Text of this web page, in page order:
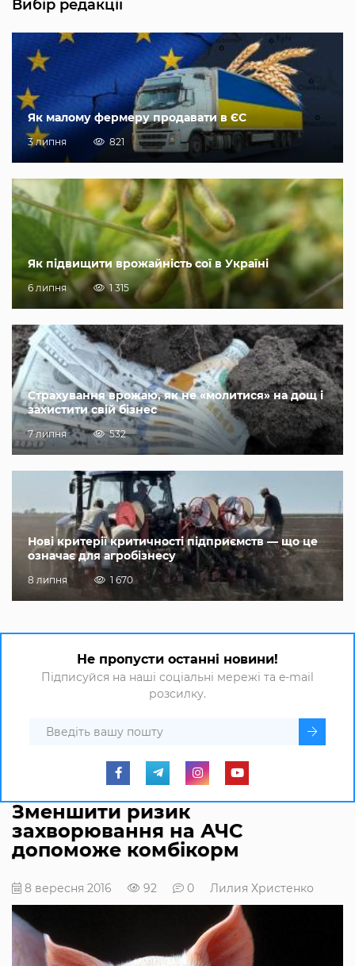
Вибір редакції
Як малому фермеру продавати в ЄС
3 липня 821
Як підвищити врожайність сої в Україні
6 липня 1 315
Страхування врожаю, як не «молитися» на дощ і
захистити свій бізнес
7 липня 532
Нові критерії критичності підприємств — що це
означає для агробізнесу
8 липня 1 670
Не пропусти останні новини!
Підписуйся на наші соціальні мережі та e-mail
розсилку.
Зменшити ризик
захворювання на АЧС
допоможе комбікорм
8 вересня 2016 92 0 Лилия Христенко